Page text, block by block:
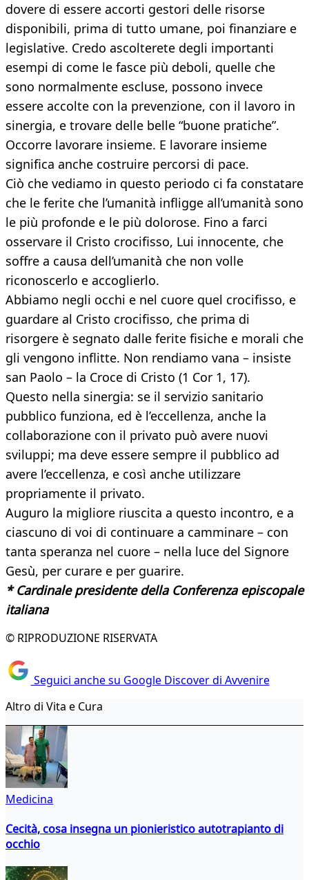
dovere di essere accorti gestori delle risorse
disponibili, prima di tutto umane, poi finanziare e
legislative. Credo ascolterete degli importanti
esempi di come le fasce più deboli, quelle che
sono normalmente escluse, possono invece
essere accolte con la prevenzione, con il lavoro in
sinergia, e trovare delle belle “buone pratiche”.
Occorre lavorare insieme. E lavorare insieme
significa anche costruire percorsi di pace.
Ciò che vediamo in questo periodo ci fa constatare
che le ferite che l’umanità infligge all’umanità sono
le più profonde e le più dolorose. Fino a farci
osservare il Cristo crocifisso, Lui innocente, che
soffre a causa dell’umanità che non volle
riconoscerlo e accoglierlo.
Abbiamo negli occhi e nel cuore quel crocifisso, e
guardare al Cristo crocifisso, che prima di
risorgere è segnato dalle ferite fisiche e morali che
gli vengono inflitte. Non rendiamo vana – insiste
san Paolo – la Croce di Cristo (1 Cor 1, 17).
Questo nella sinergia: se il servizio sanitario
pubblico funziona, ed è l’eccellenza, anche la
collaborazione con il privato può avere nuovi
sviluppi; ma deve essere sempre il pubblico ad
avere l’eccellenza, e così anche utilizzare
propriamente il privato.
Auguro la migliore riuscita a questo incontro, e a
ciascuno di voi di continuare a camminare – con
tanta speranza nel cuore – nella luce del Signore
Gesù, per curare e per guarire.
* Cardinale presidente della Conferenza episcopale
italiana
© RIPRODUZIONE RISERVATA
Seguici anche su Google Discover di Avvenire
Altro di Vita e Cura
Medicina
Cecità, cosa insegna un pionieristico autotrapianto di
occhio